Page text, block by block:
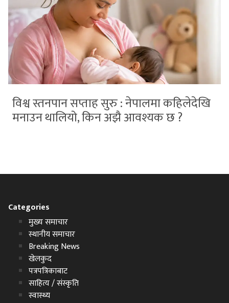
विश्व स्तनपान सप्ताह सुरु : नेपालमा कहिलेदेखि
मनाउन थालियो, किन अझै आवश्यक छ ?
Categories
मुख्य समाचार
स्थानीय समाचार
Breaking News
खेलकुद
पत्रपत्रिकाबाट
साहित्य / संस्कृति
स्वास्थ्य